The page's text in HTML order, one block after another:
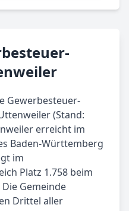
Gewerbesteuer-
(Stand:
erreicht im
Baden-Württemberg
im
Platz 1.758 beim
Gemeinde
Drittel aller